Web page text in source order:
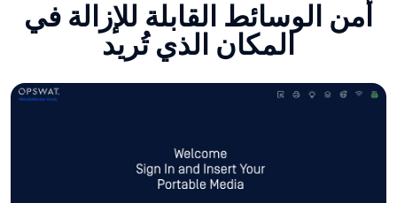
أمن الوسائط القابلة للإزالة في
المكان الذي تُريد
جاهز للتثبيت